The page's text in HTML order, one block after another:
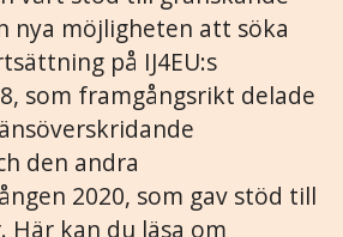
nya möjligheten att söka
på IJ4EU:s
som framgångsrikt delade
den andra
2020, som gav stöd till
Här kan du läsa om